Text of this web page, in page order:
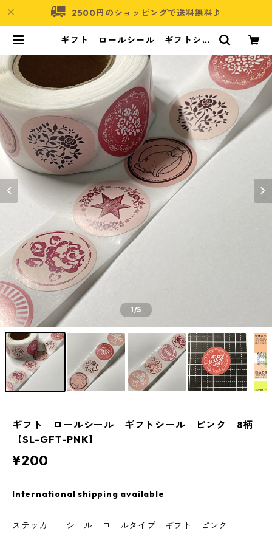
2500円のショッピングで送料無料♪
ギフト ロールシール ギフトシー
| アクセサリーパーツショップ・可
愛いハンドメイドパーツ通販 | ネム
ネコ
1/5
ギフト ロールシール ギフトシール ピンク 8柄
【SL-GFT-PNK】
¥200
International shipping available
ステッカー シール ロールタイプ ギフト ピンク